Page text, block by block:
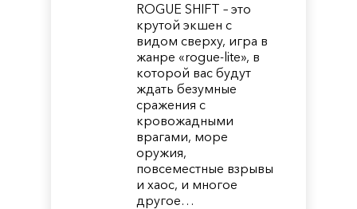
ROGUE SHIFT – это
крутой экшен с
видом сверху, игра в
жанре «rogue-lite», в
которой вас будут
ждать безумные
сражения с
кровожадными
врагами, море
оружия,
повсеместные взрывы
и хаос, и многое
другое…